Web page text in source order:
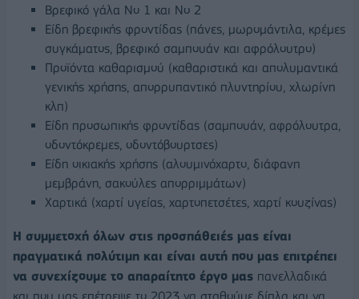
Βρεφικό γάλα Νο 1 και Νο 2
Είδη βρεφικής φροντίδας (πάνες, μωρομάντιλα, κρέμες
συγκάματος, βρεφικό σαμπουάν και αφρόλουτρο)
Προϊόντα καθαρισμού (καθαριστικά και απολυμαντικά
γενικής χρήσης, απορρυπαντικό πλυντηρίου, χλωρίνη
κλπ)
Είδη προσωπικής φροντίδας (σαμπουάν, αφρόλουτρα,
οδοντόκρεμες, οδοντόβουρτσες)
Είδη οικιακής χρήσης (αλουμινόχαρτο, διάφανη
μεμβράνη, σακούλες απορριμμάτων)
Χαρτικά (χαρτί υγείας, χαρτοπετσέτες, χαρτί κουζίνας)
Η συμμετοχή όλων στις προσπάθειές μας είναι
πραγματικά πολύτιμη και είναι αυτή που μας επιτρέπει
να συνεχίζουμε το απαραίτητο έργο μας πανελλαδικά